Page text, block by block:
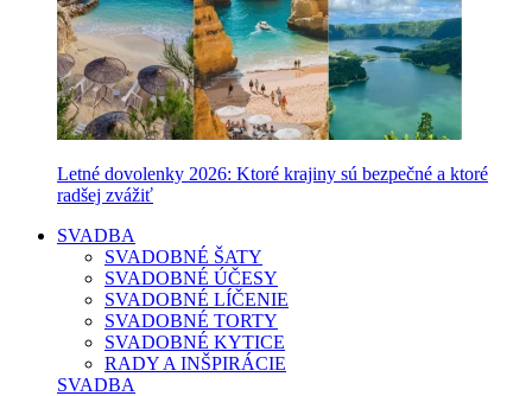
Letné dovolenky 2026: Ktoré krajiny sú bezpečné a ktoré
radšej zvážiť
SVADBA
SVADOBNÉ ŠATY
SVADOBNÉ ÚČESY
SVADOBNÉ LÍČENIE
SVADOBNÉ TORTY
SVADOBNÉ KYTICE
RADY A INŠPIRÁCIE
SVADBA